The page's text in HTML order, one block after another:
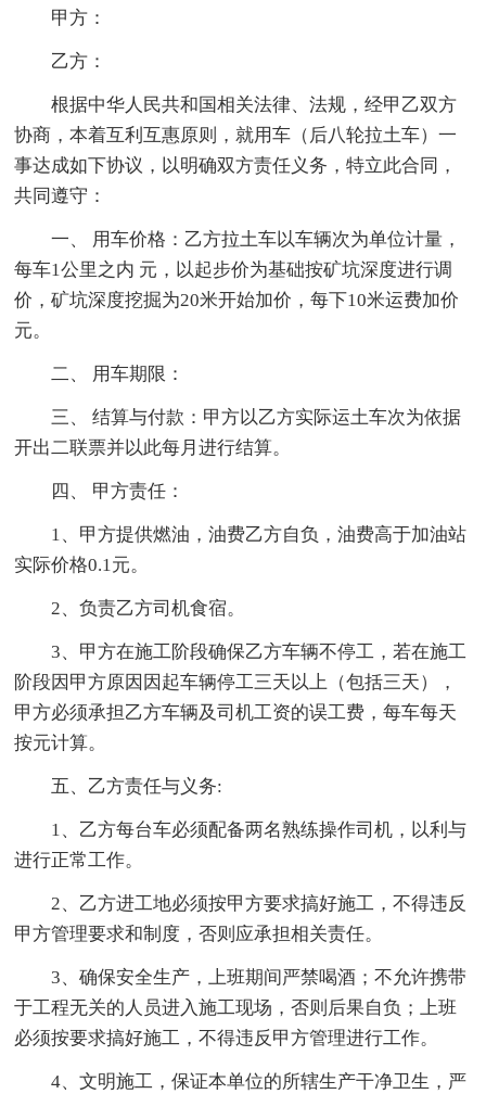
甲方：
乙方：
根据中华人民共和国相关法律、法规，经甲乙双方
协商，本着互利互惠原则，就用车（后八轮拉土车）一
事达成如下协议，以明确双方责任义务，特立此合同，
共同遵守：
一、 用车价格：乙方拉土车以车辆次为单位计量，
每车1公里之内 元，以起步价为基础按矿坑深度进行调
价，矿坑深度挖掘为20米开始加价，每下10米运费加价
元。
二、 用车期限：
三、 结算与付款：甲方以乙方实际运土车次为依据
开出二联票并以此每月进行结算。
四、 甲方责任：
1、甲方提供燃油，油费乙方自负，油费高于加油站
实际价格0.1元。
2、负责乙方司机食宿。
3、甲方在施工阶段确保乙方车辆不停工，若在施工
阶段因甲方原因因起车辆停工三天以上（包括三天），
甲方必须承担乙方车辆及司机工资的误工费，每车每天
按元计算。
五、乙方责任与义务:
1、乙方每台车必须配备两名熟练操作司机，以利与
进行正常工作。
2、乙方进工地必须按甲方要求搞好施工，不得违反
甲方管理要求和制度，否则应承担相关责任。
3、确保安全生产，上班期间严禁喝酒；不允许携带
于工程无关的人员进入施工现场，否则后果自负；上班
必须按要求搞好施工，不得违反甲方管理进行工作。
4、文明施工，保证本单位的所辖生产干净卫生，严